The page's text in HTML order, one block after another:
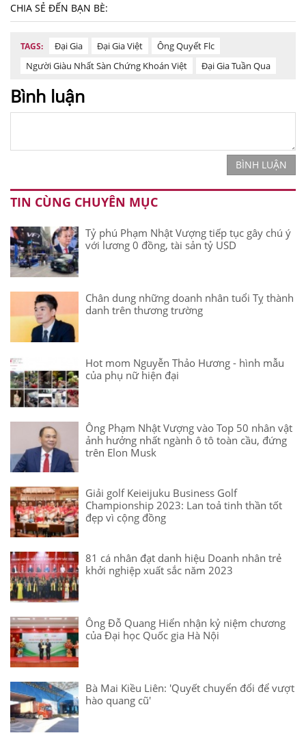
CHIA SẺ ĐẾN BẠN BÈ:
TAGS: Đại Gia Đại Gia Việt
Ông Quyết Flc
Người Giàu Nhất Sàn Chứng Khoán Việt
Đại Gia Tuần Qua
Bình luận
BÌNH LUẬN
TIN CÙNG CHUYÊN MỤC
Tỷ phú Phạm Nhật Vượng tiếp tục gây chú ý
với lương 0 đồng, tài sản tỷ USD
Chân dung những doanh nhân tuổi Tỵ thành
danh trên thương trường
Hot mom Nguyễn Thảo Hương - hình mẫu
của phụ nữ hiện đại
Ông Phạm Nhật Vượng vào Top 50 nhân vật
ảnh hưởng nhất ngành ô tô toàn cầu, đứng
trên Elon Musk
Giải golf Keieijuku Business Golf
Championship 2023: Lan toả tinh thần tốt
đẹp vì cộng đồng
81 cá nhân đạt danh hiệu Doanh nhân trẻ
khởi nghiệp xuất sắc năm 2023
Ông Đỗ Quang Hiển nhận kỷ niệm chương
của Đại học Quốc gia Hà Nội
Bà Mai Kiều Liên: 'Quyết chuyển đổi để vượt
hào quang cũ'